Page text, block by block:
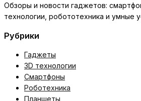
Обзоры и новости гаджетов:
технологии, робототехника и умные
Рубрики
Гаджеты
3D технологии
Смартфоны
Роботехника
Планшеты